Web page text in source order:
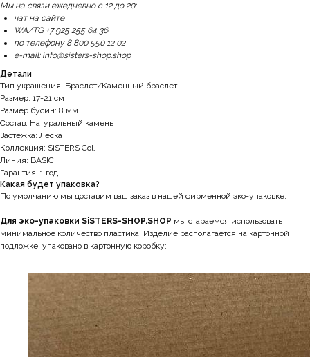
Мы на связи ежедневно с 12 до 20:
чат на сайте
WA/TG +7 925 255 64 36
по телефону 8 800 550 12 02
e-mail: info@sisters-shop.shop
Детали
Тип украшения: Браслет/Каменный браслет
Размер: 17-21 см
Размер бусин: 8 мм
Состав: Натуральный камень
Застежка: Леска
Коллекция: SiSTERS Col.
Линия: BASIC
Гарантия: 1 год
Какая будет упаковка?
По умолчанию мы доставим ваш заказ в нашей фирменной эко-упаковке.
Для эко-упаковки SiSTERS-SHOP.SHOP мы стараемся использовать
минимальное количество пластика. Изделие располагается на картонной
подложке, упаковано в картонную коробку: